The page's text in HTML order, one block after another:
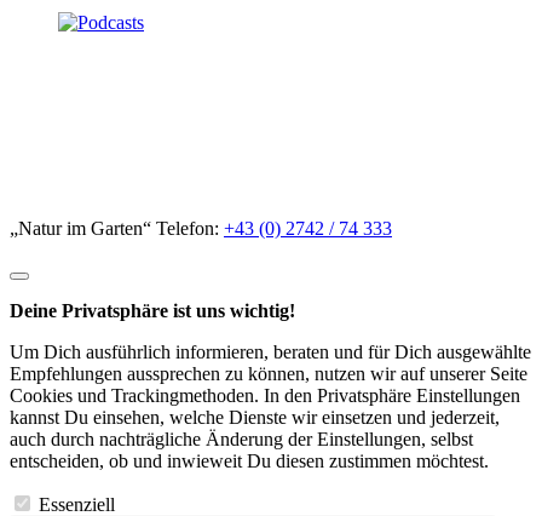
„Natur im Garten“ Telefon: +43 (0) 2742 / 74 333
Deine Privatsphäre ist uns wichtig!
Um Dich ausführlich informieren, beraten und für Dich ausgewählte
Empfehlungen aussprechen zu können, nutzen wir auf unserer Seite
Cookies und Trackingmethoden. In den Privatsphäre Einstellungen
kannst Du einsehen, welche Dienste wir einsetzen und jederzeit,
auch durch nachträgliche Änderung der Einstellungen, selbst
entscheiden, ob und inwieweit Du diesen zustimmen möchtest.
Essenziell